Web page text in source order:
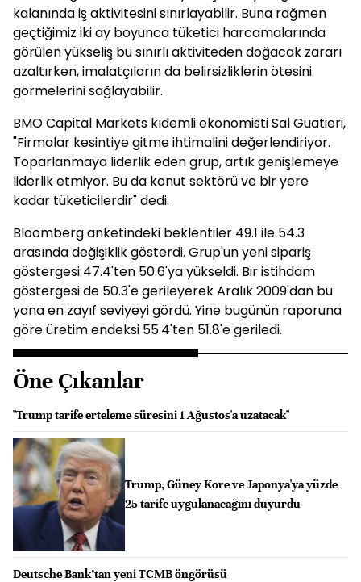
kalanında iş aktivitesini sınırlayabilir. Buna rağmen
geçtiğimiz iki ay boyunca tüketici harcamalarında
görülen yükseliş bu sınırlı aktiviteden doğacak zararı
azaltırken, imalatçıların da belirsizliklerin ötesini
görmelerini sağlayabilir.
BMO Capital Markets kıdemli ekonomisti Sal Guatieri,
"Firmalar kesintiye gitme ihtimalini değerlendiriyor.
Toparlanmaya liderlik eden grup, artık genişlemeye
liderlik etmiyor. Bu da konut sektörü ve bir yere
kadar tüketicilerdir" dedi.
Bloomberg anketindeki beklentiler 49.1 ile 54.3
arasında değişiklik gösterdi. Grup'un yeni sipariş
göstergesi 47.4'ten 50.6'ya yükseldi. Bir istihdam
göstergesi de 50.3'e gerileyerek Aralık 2009'dan bu
yana en zayıf seviyeyi gördü. Yine bugünün raporuna
göre üretim endeksi 55.4'ten 51.8'e geriledi.
Öne Çıkanlar
"Trump tarife erteleme süresini 1 Ağustos'a uzatacak"
Trump, Güney Kore ve Japonya'ya yüzde
25 tarife uygulanacağını duyurdu
Deutsche Bank’tan yeni TCMB öngörüsü